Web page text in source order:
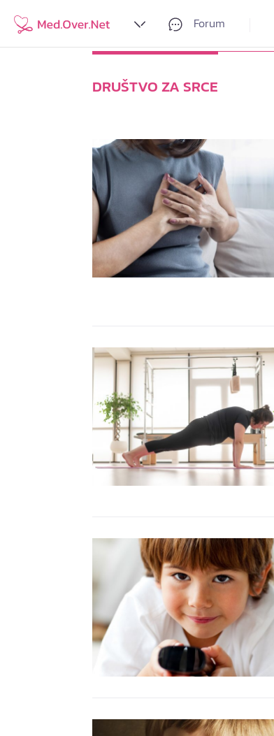
Forum
DRUŠTVO ZA SRCE